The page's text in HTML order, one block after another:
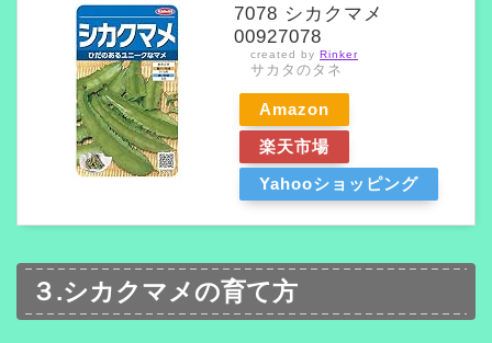
7078 シカクマメ
00927078
created by Rinker
サカタのタネ
Amazon
楽天市場
Yahooショッピング
３.シカクマメの育て方